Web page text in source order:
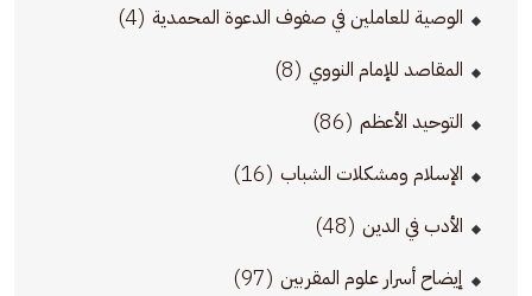
الوصية للعاملين في صفوف الدعوة المحمدية (4)
المقاصد للإمام النووي (8)
التوحيد الأعظم (86)
الإسلام ومشكلات الشباب (16)
الأدب في الدين (48)
إيضاح أسرار علوم المقربين (97)